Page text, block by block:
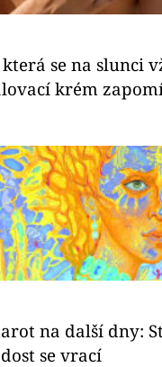
se na slunci
krém
na další dny:
se vrací